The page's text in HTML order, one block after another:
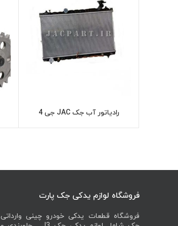
اطلاعات بیشتررادیاتور آب جک JAC جی 4
فروشگاه لوازم یدکی جک پارت
فروشگاه قطعات یدکی خودرو چینی وارداتی